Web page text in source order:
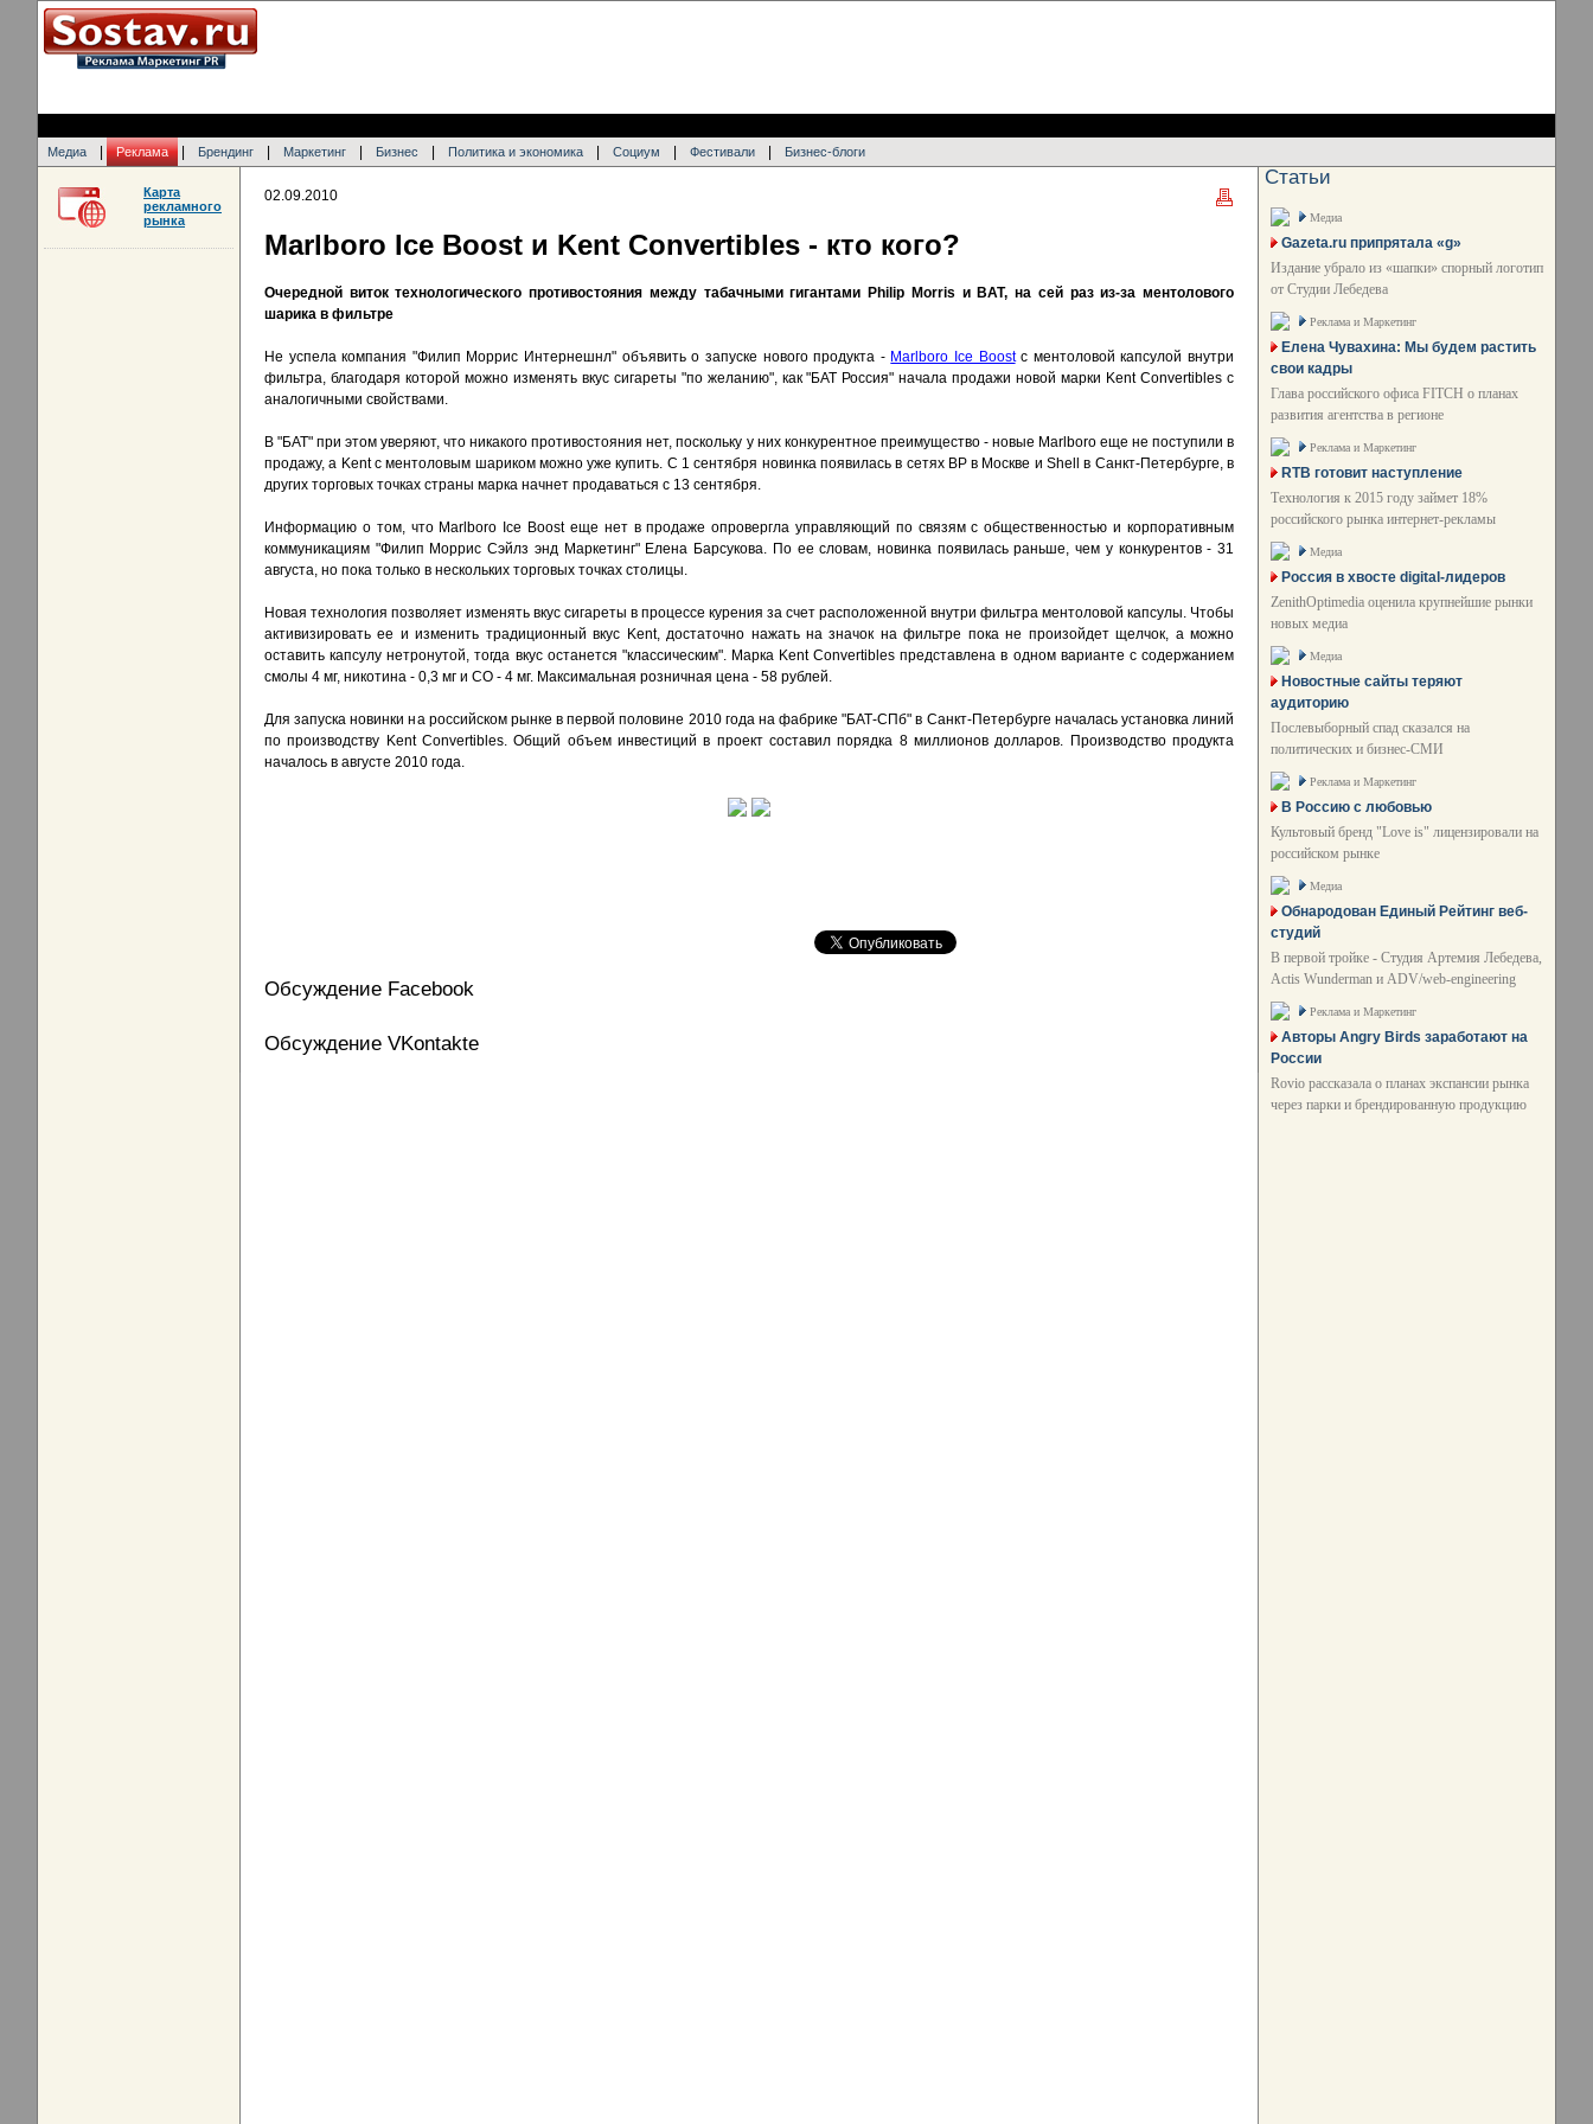
Медиа Реклама Брендинг Маркетинг Бизнес Политика и экономика Социум Фестивали Бизнес-блоги
02.09.2010
Marlboro Ice Boost и Kent Convertibles - кто кого?
Очередной виток технологического противостояния между табачными гигантами Philip Morris и BAT, на сей раз из-за ментолового
шарика в фильтре
Не успела компания "Филип Моррис Интернешнл" объявить о запуске нового продукта - Marlboro Ice Boostс ментоловой капсулой внутри
фильтра, благодаря которой можно изменять вкус сигареты "по желанию", как "БАТ Россия" начала продажи новой марки Kent Convertibles с
аналогичными свойствами.
В "БАТ" при этом уверяют, что никакого противостояния нет, поскольку у них конкурентное преимущество - новые Marlboro еще не поступили в
продажу, а Kent с ментоловым шариком можно уже купить. С 1 сентября новинка появилась в сетях BP в Москве и Shell в Санкт-Петербурге, в
других торговых точках страны марка начнет продаваться с 13 сентября.
Информацию о том, что Marlboro Ice Boost еще нет в продаже опровергла управляющий по связям с общественностью и корпоративным
коммуникациям "Филип Моррис Сэйлз энд Маркетинг" Елена Барсукова. По ее словам, новинка появилась раньше, чем у конкурентов - 31
августа, но пока только в нескольких торговых точках столицы.
Новая технология позволяет изменять вкус сигареты в процессе курения за счет расположенной внутри фильтра ментоловой капсулы. Чтобы
активизировать ее и изменить традиционный вкус Kent, достаточно нажать на значок на фильтре пока не произойдет щелчок, а можно
оставить капсулу нетронутой, тогда вкус останется "классическим". Марка Kent Convertibles представлена в одном варианте с содержанием
смолы 4 мг, никотина - 0,3 мг и CO - 4 мг. Максимальная розничная цена - 58 рублей.
Для запуска новинки на российском рынке в первой половине 2010 года на фабрике "БАТ-СПб" в Санкт-Петербурге началась установка линий
по производству Kent Convertibles. Общий объем инвестиций в проект составил порядка 8 миллионов долларов. Производство продукта
началось в августе 2010 года.
Обсуждение Facebook
Обсуждение VKontakte
Карта
рекламного
рынка
Статьи
Медиа
Gazeta.ru припрятала «g»
Издание убрало из «шапки» спорный логотип
от Студии Лебедева
Реклама и Маркетинг
Елена Чувахина: Мы будем растить
свои кадры
Глава российского офиса FITCH о планах
развития агентства в регионе
Реклама и Маркетинг
RTB готовит наступление
Технология к 2015 году займет 18%
российского рынка интернет-рекламы
Медиа
Россия в хвосте digital-лидеров
ZenithOptimedia оценила крупнейшие рынки
новых медиа
Медиа
Новостные сайты теряют
аудиторию
Послевыборный спад сказался на
политических и бизнес-СМИ
Реклама и Маркетинг
В Россию с любовью
Культовый бренд "Love is" лицензировали на
российском рынке
Медиа
Обнародован Единый Рейтинг веб-
студий
В первой тройке - Студия Артемия Лебедева,
Actis Wunderman и ADV/web-engineering
Реклама и Маркетинг
Авторы Angry Birds заработают на
России
Rovio рассказала о планах экспансии рынка
через парки и брендированную продукцию